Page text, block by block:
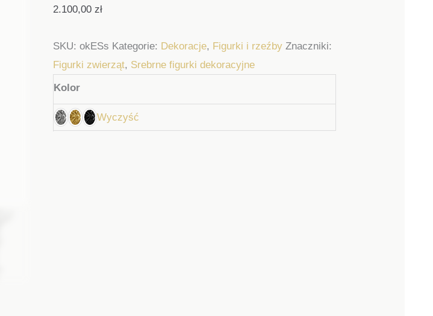
2.100,00 zł
SKU: okESs Kategorie: Dekoracje, Figurki i rzeźby Znaczniki:
Figurki zwierząt, Srebrne figurki dekoracyjne
Kolor
Wyczyść